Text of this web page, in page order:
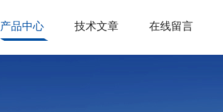
产品中心 技术文章 在线留言